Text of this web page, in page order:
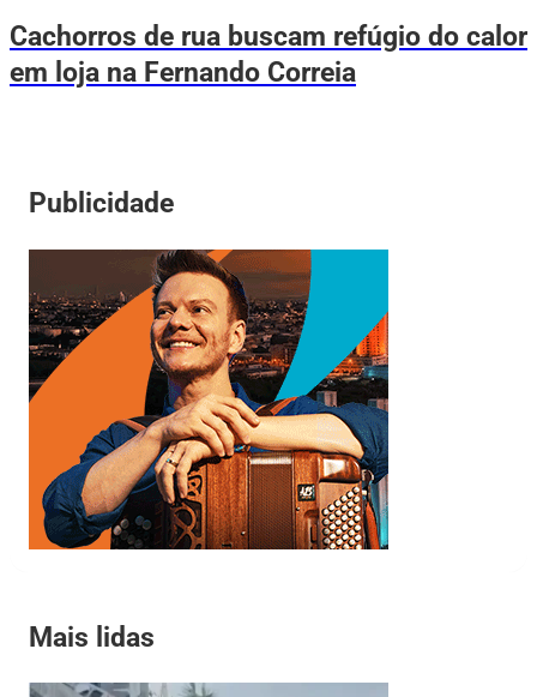
Cachorros de rua buscam refúgio do calor
em loja na Fernando Correia
Publicidade
Mais lidas